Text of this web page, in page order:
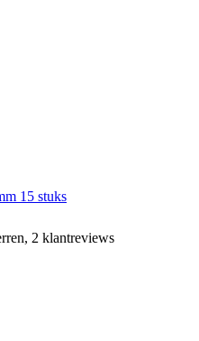
15 stuks
2 klantreviews